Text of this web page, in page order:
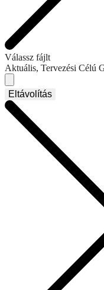
Válassz fájlt
Aktuális, Tervezési Célú
Eltávolítás